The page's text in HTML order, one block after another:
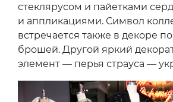
стеклярусом и пайетками
и аппликациями. Символ
встречается также в декоре
брошей. Другой яркий
элемент — перья страуса —